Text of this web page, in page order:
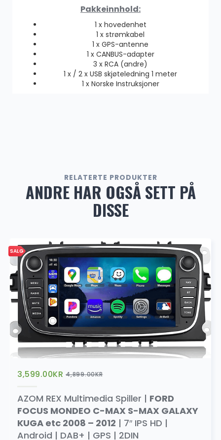
Pakkeinnhold:
1 x hovedenhet
1 x strømkabel
1 x GPS-antenne
1 x CANBUS-adapter
3 x RCA (andre)
1 x / 2 x USB skjøteledning 1 meter
1 x Norske Instruksjoner
RELATERTE PRODUKTER
ANDRE HAR OGSÅ SETT PÅ
DISSE
SALG
3,599.00KR 4,899.00KR
AZOM REX Multimedia Spiller | FORD
FOCUS MONDEO C-MAX S-MAX GALAXY
KUGA etc 2008 – 2012 | 7″ IPS HD |
Android | DAB+ | GPS | 2DIN